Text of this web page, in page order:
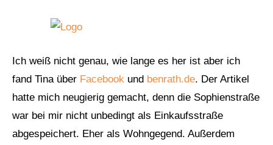
Ich weiß nicht genau, wie lange es her ist aber ich
fand Tina über Facebook und benrath.de. Der Artikel
hatte mich neugierig gemacht, denn die Sophienstraße
war bei mir nicht unbedingt als Einkaufsstraße
abgespeichert. Eher als Wohngegend. Außerdem